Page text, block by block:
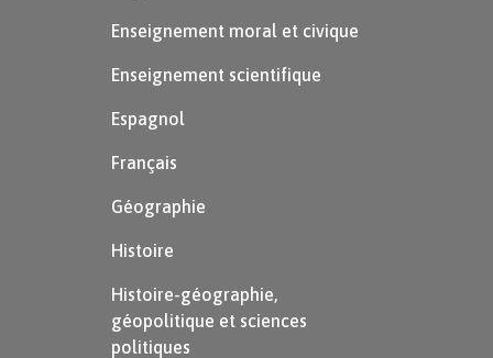
Enseignement moral et civique
Enseignement scientifique
Espagnol
Français
Géographie
Histoire
Histoire-géographie,
géopolitique et sciences
politiques